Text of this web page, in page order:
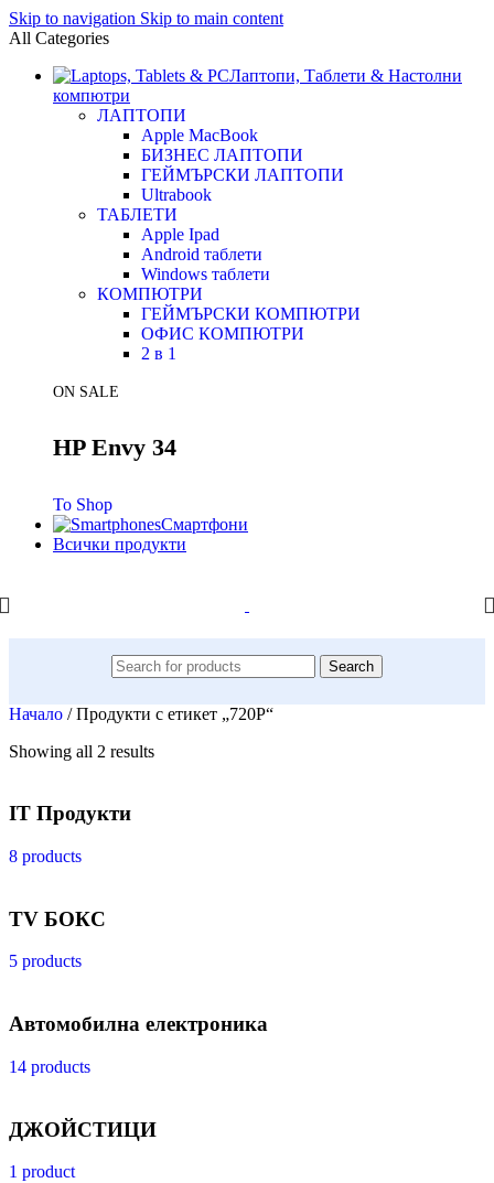
Skip to navigation Skip to main content
All Categories
Лаптопи, Таблети & Настолни
компютри
ЛАПТОПИ
Apple MacBook
БИЗНЕС ЛАПТОПИ
ГЕЙМЪРСКИ ЛАПТОПИ
Ultrabook
ТАБЛЕТИ
Apple Ipad
Android таблети
Windows таблети
КОМПЮТРИ
ГЕЙМЪРСКИ КОМПЮТРИ
ОФИС КОМПЮТРИ
2 в 1
ON SALE
HP Envy 34
To Shop
Смартфони
Всички продукти
Search
Начало / Продукти с етикет „720Р“
Showing all 2 results
IT Продукти
8 products
TV БОКС
5 products
Автомобилна електроника
14 products
ДЖОЙСТИЦИ
1 product